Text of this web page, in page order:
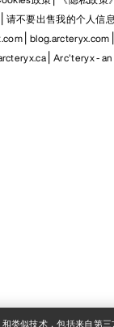
请不要出售我的个人信息
blog.arcteryx.com
Arc'teryx -
类似技术，包括来自第